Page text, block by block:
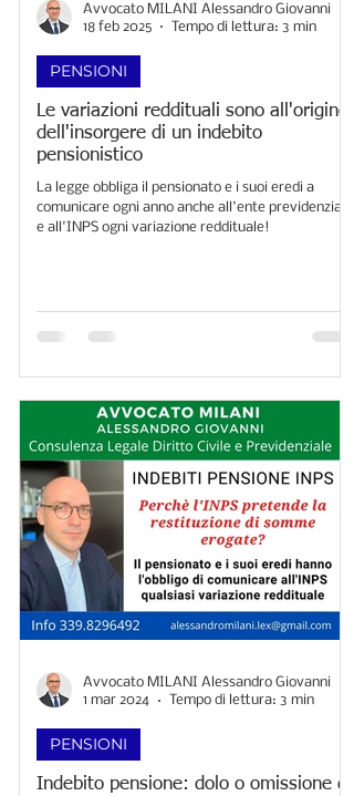
Le variazioni reddituali sono all'origine
dell'insorgere di un indebito
pensionistico
La legge obbliga il pensionato e i suoi eredi a
comunicare ogni anno anche all'ente previdenziale
e all'INPS ogni variazione reddituale!​
PENSIONI
Avvocato MILANI Alessandro Giovanni
18 feb 2025
Tempo di lettura: 3 min
Indebito pensione: dolo o omissione di
PENSIONI
Avvocato MILANI Alessandro Giovanni
1 mar 2024
Tempo di lettura: 3 min